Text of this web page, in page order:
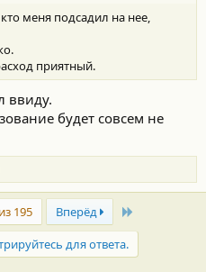
меня подсадил на нее,
приятный.
ввиду.
будет совсем не
195 Вперёд
для ответа.